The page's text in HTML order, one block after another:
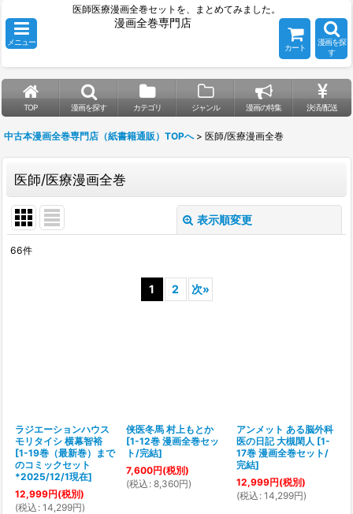
医師医療漫画全巻セットを、まとめてみました。
メニュー
漫画全巻専門店
カート
漫画を探
す
TOP 漫画を探す カテゴリ ジャンル 漫画の特集 決済/配送
中古本漫画全巻専門店（紙書籍通販）TOPへ > 医師/医療漫画全巻
医師/医療漫画全巻
表示順変更
66件
1 2 次»
ラジエーションハウス
モリタイシ 横幕智裕
[1-19巻（最新巻）まで
のコミックセット
*2025/12/1現在]
12,999円(税別)
(税込 : 14,299円)
侠医冬馬 村上もとか
[1-12巻 漫画全巻セッ
ト/完結]
7,600円(税別)
(税込 : 8,360円)
アンメット ある脳外科
医の日記 大槻閑人 [1-
17巻 漫画全巻セット/
完結]
12,999円(税別)
(税込 : 14,299円)